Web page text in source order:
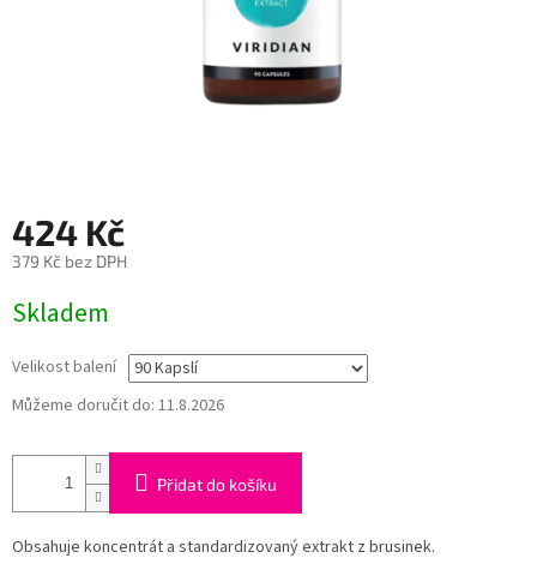
424 Kč
379 Kč bez DPH
cena:
Skladem
Velikost balení
Můžeme doručit do: 11.8.2026
Přidat do košíku
Obsahuje koncentrát a standardizovaný extrakt z brusinek.